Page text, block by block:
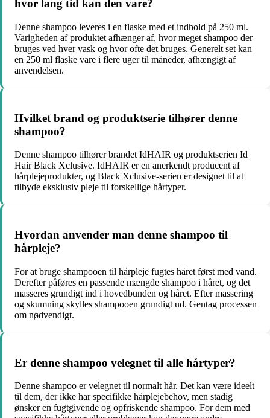
hvor lang tid kan den vare?
Denne shampoo leveres i en flaske med et indhold på 250 ml.
Varigheden af produktet afhænger af, hvor meget shampoo der
bruges ved hver vask og hvor ofte det bruges. Generelt set kan
en 250 ml flaske vare i flere uger til måneder, afhængigt af
anvendelsen.
Hvilket brand og produktserie tilhører denne
shampoo?
Denne shampoo tilhører brandet IdHAIR og produktserien Id
Hair Black Xclusive. IdHAIR er en anerkendt producent af
hårplejeprodukter, og Black Xclusive-serien er designet til at
tilbyde eksklusiv pleje til forskellige hårtyper.
Hvordan anvender man denne shampoo til
hårpleje?
For at bruge shampooen til hårpleje fugtes håret først med vand.
Derefter påføres en passende mængde shampoo i håret, og det
masseres grundigt ind i hovedbunden og håret. Efter massering
og skumning skylles shampooen grundigt ud. Gentag processen
om nødvendigt.
Er denne shampoo velegnet til alle hårtyper?
Denne shampoo er velegnet til normalt hår. Det kan være ideelt
til dem, der ikke har specifikke hårplejebehov, men stadig
ønsker en fugtgivende og opfriskende shampoo. For dem med